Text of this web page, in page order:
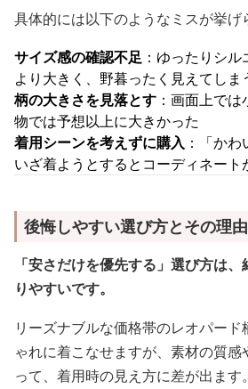
具体的には以下のようなミスが挙げ
サイズ感の確認不足 ：ゆったりシ
より大きく、野暮ったく見えてしま
柄の大きさを見落とす ：画面上で
物では予想以上に大きかった
着用シーンを考えずに購入 ：「かわ
いざ着ようとするとコーディネート
後悔しやすい選び方とその理由
「安さだけを優先する」選び方は
りやすいです。
リーズナブルな価格帯のレオパー
ゃれに着こなせますが、素材の質感
って、着用時の見え方に差が出ます。